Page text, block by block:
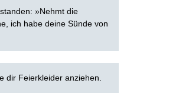
»Nehmt die
ich habe deine Sünde von
dir Feierkleider anziehen.